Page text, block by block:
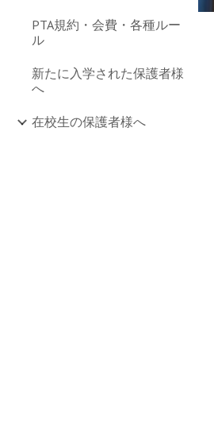
PTA規約・会費・各種ルー
ル
新たに入学された保護者様
へ
在校生の保護者様へ